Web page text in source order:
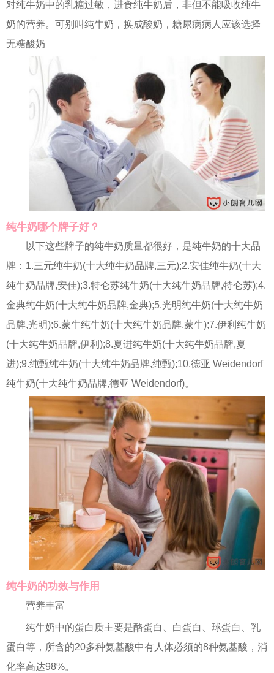
对纯牛奶中的乳糖过敏，进食纯牛奶后，非但不能吸收纯牛
奶的营养。可别叫纯牛奶，换成酸奶，糖尿病病人应该选择
无糖酸奶
纯牛奶哪个牌子好？
以下这些牌子的纯牛奶质量都很好，是纯牛奶的十大品
牌：1.三元纯牛奶(十大纯牛奶品牌,三元);2.安佳纯牛奶(十大
纯牛奶品牌,安佳);3.特仑苏纯牛奶(十大纯牛奶品牌,特仑苏);4.
金典纯牛奶(十大纯牛奶品牌,金典);5.光明纯牛奶(十大纯牛奶
品牌,光明);6.蒙牛纯牛奶(十大纯牛奶品牌,蒙牛);7.伊利纯牛奶
(十大纯牛奶品牌,伊利);8.夏进纯牛奶(十大纯牛奶品牌,夏
进);9.纯甄纯牛奶(十大纯牛奶品牌,纯甄);10.德亚 Weidendorf
纯牛奶(十大纯牛奶品牌,德亚 Weidendorf)。
纯牛奶的功效与作用
营养丰富
纯牛奶中的蛋白质主要是酪蛋白、白蛋白、球蛋白、乳
蛋白等，所含的20多种氨基酸中有人体必须的8种氨基酸，消
化率高达98%。